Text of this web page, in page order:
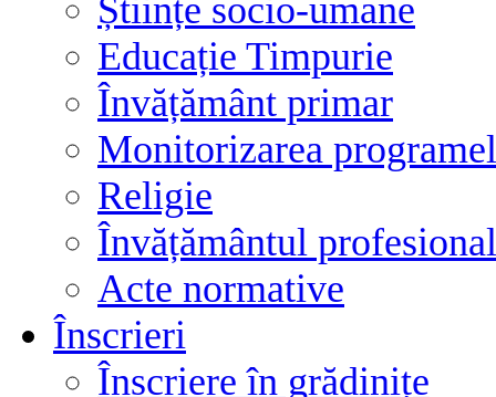
Științe socio-umane
Educație Timpurie
Învățământ primar
Monitorizarea
Religie
Învățământul
Acte normative
Înscrieri
Înscriere în grădinițe